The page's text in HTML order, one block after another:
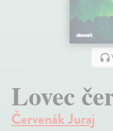
Lovec
Červenák Juraj